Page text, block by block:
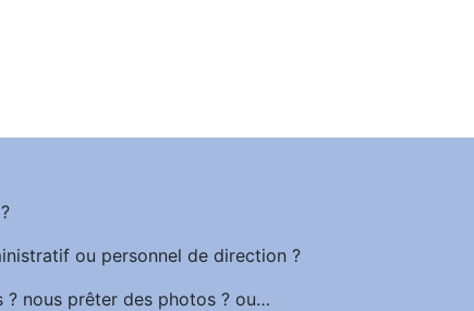
ou personnel de direction ?
? nous prêter des photos ? ou…